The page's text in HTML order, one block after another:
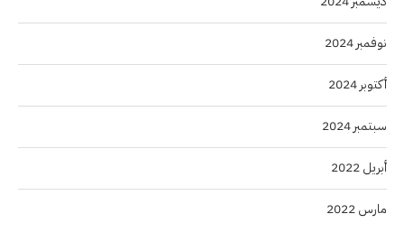
نوفمبر 2024
أكتوبر 2024
سبتمبر 2024
أبريل 2022
مارس 2022